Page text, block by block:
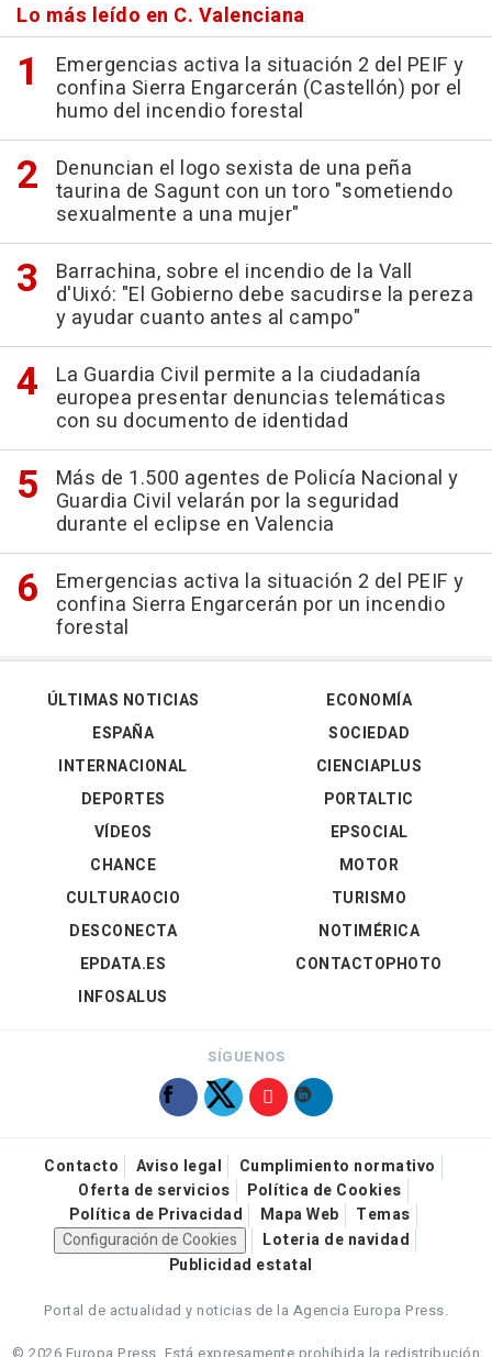
Lo más leído en C. Valenciana
Emergencias activa la situación 2 del PEIF y
confina Sierra Engarcerán (Castellón) por el
humo del incendio forestal
Denuncian el logo sexista de una peña
taurina de Sagunt con un toro "sometiendo
sexualmente a una mujer"
Barrachina, sobre el incendio de la Vall
d'Uixó: "El Gobierno debe sacudirse la pereza
y ayudar cuanto antes al campo"
La Guardia Civil permite a la ciudadanía
europea presentar denuncias telemáticas
con su documento de identidad
Más de 1.500 agentes de Policía Nacional y
Guardia Civil velarán por la seguridad
durante el eclipse en Valencia
Emergencias activa la situación 2 del PEIF y
confina Sierra Engarcerán por un incendio
forestal
ÚLTIMAS NOTICIAS
ESPAÑA
INTERNACIONAL
DEPORTES
VÍDEOS
ECONOMÍA
SOCIEDAD
CIENCIAPLUS
PORTALTIC
EPSOCIAL
CHANCE
CULTURAOCIO
DESCONECTA
EPDATA.ES
INFOSALUS
MOTOR
TURISMO
NOTIMÉRICA
CONTACTOPHOTO
SÍGUENOS
Contacto Aviso legal
Cumplimiento normativo
Oferta de servicios
Política de Cookies
Política de Privacidad
Mapa Web
Temas
Configuración de Cookies
Loteria de navidad
Publicidad estatal
Portal de actualidad y noticias de la Agencia Europa Press.